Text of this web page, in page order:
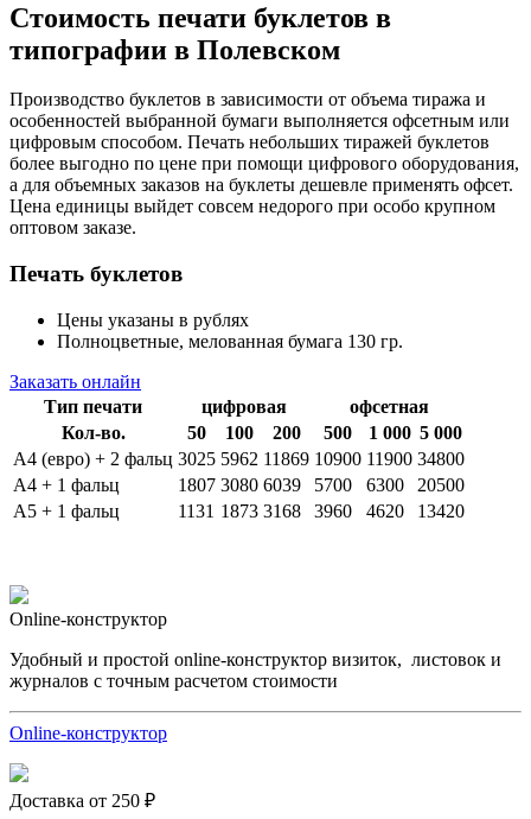
Стоимость печати буклетов в
типографии в Полевском
Производство буклетов в зависимости от объема тиража и
особенностей выбранной бумаги выполняется офсетным или
цифровым способом. Печать небольших тиражей буклетов
более выгодно по цене при помощи цифрового оборудования,
а для объемных заказов на буклеты дешевле применять офсет.
Цена единицы выйдет совсем недорого при особо крупном
оптовом заказе.
Печать буклетов
Цены указаны в рублях
Полноцветные, мелованная бумага 130 гр.
Заказать онлайн
Тип печати
цифровая
офсетная
Кол-во.
50 100 200 500 1 000 5 000
А4 (евро) + 2 фальц 3025 5962 11869 10900 11900 34800
А4 + 1 фальц
1807 3080 6039 5700 6300
20500
А5 + 1 фальц
1131 1873 3168 3960 4620 13420
Online-конструктор
Удобный и простой online-конструктор визиток, листовок и
журналов с точным расчетом стоимости
Online-конструктор
Доставка от 250 ₽